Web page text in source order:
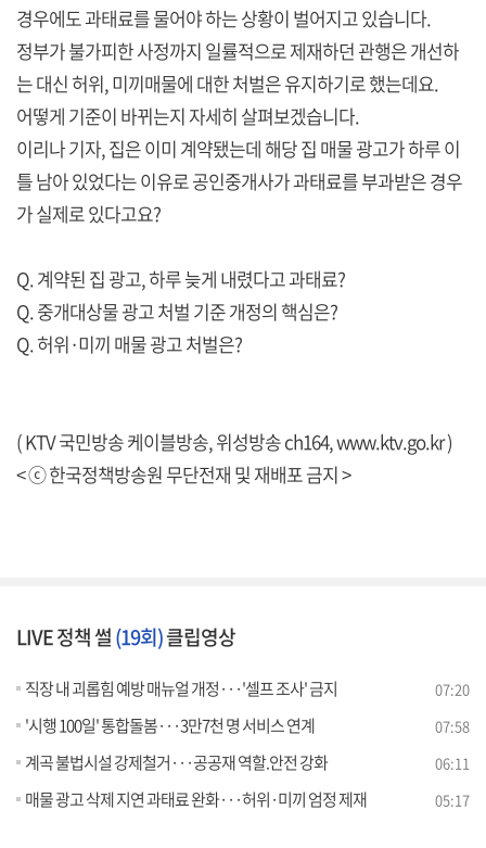
경우에도 과태료를 물어야 하는 상황이 벌어지고 있습니다.
정부가 불가피한 사정까지 일률적으로 제재하던 관행은 개선하
는 대신 허위, 미끼매물에 대한 처벌은 유지하기로 했는데요.
어떻게 기준이 바뀌는지 자세히 살펴보겠습니다.
이리나 기자, 집은 이미 계약됐는데 해당 집 매물 광고가 하루 이
틀 남아 있었다는 이유로 공인중개사가 과태료를 부과받은 경우
가 실제로 있다고요?
Q. 계약된 집 광고, 하루 늦게 내렸다고 과태료?
Q. 중개대상물 광고 처벌 기준 개정의 핵심은?
Q. 허위·미끼 매물 광고 처벌은?
( KTV 국민방송 케이블방송, 위성방송 ch164,www.ktv.go.kr)
< ⓒ 한국정책방송원 무단전재 및 재배포 금지 >
LIVE 정책 썰(19회)클립영상
직장 내 괴롭힘 예방 매뉴얼 개정···'셀프 조사' 금지 07:20
'시행 100일' 통합돌봄···3만7천 명 서비스 연계 07:58
계곡 불법시설 강제철거···공공재 역할.안전 강화 06:11
매물 광고 삭제 지연 과태료 완화···허위·미끼 엄정 제재 05:17